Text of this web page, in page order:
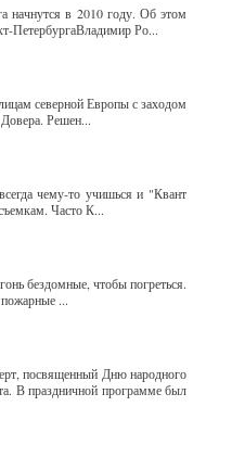
начнутся в 2010 году. Об этом
ПетербургаВладимир Ро...
северной Европы с заходом
Решен...
чему-то учишься и "Квант
Часто К...
бездомные, чтобы погреться.
...
посвященный Дню народного
В праздничной программе был